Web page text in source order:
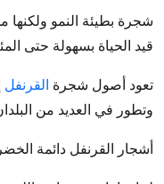
شجرة بطيئة النمو ولكنها
قيد الحياة بسهولة حتى
تعود أصول شجرة القرنفل
وتطور في العديد من
أشجار القرنفل دائمة الخضرة